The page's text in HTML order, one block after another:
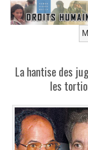
La hantise des
les